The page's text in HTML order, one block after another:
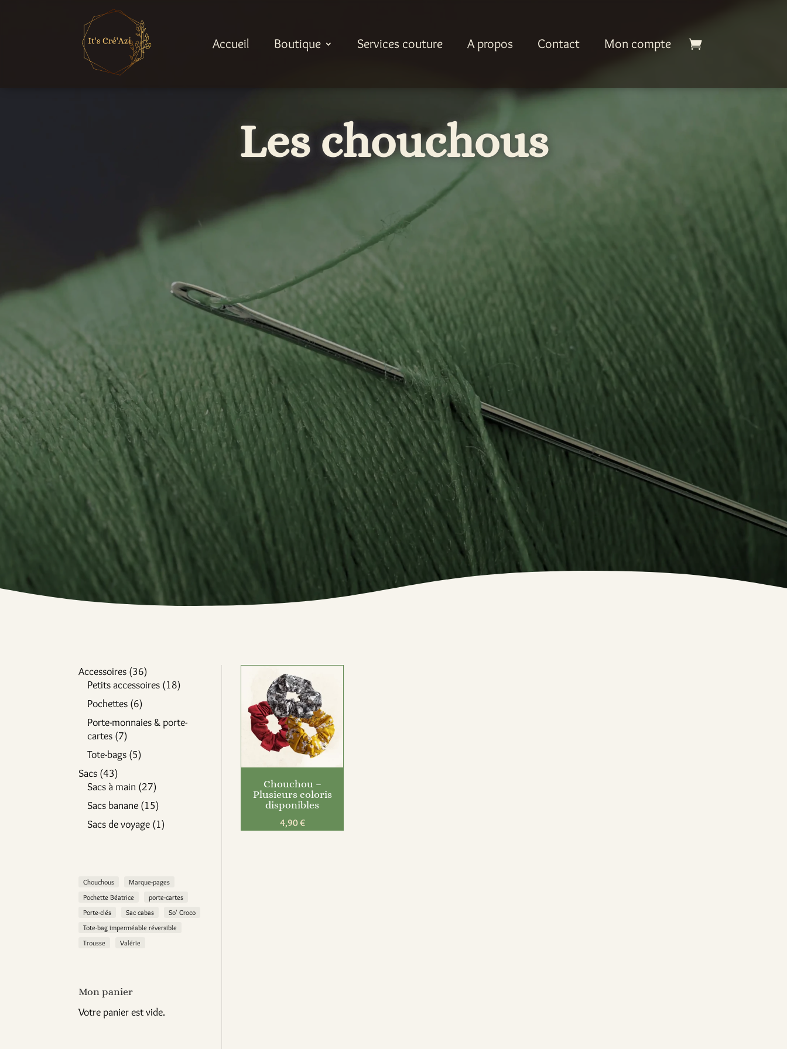
Accueil Boutique Services couture A propos Contact Mon compte
Les chouchous
Accessoires 3636
produits
Petits accessoires 1818
Pochettes 66
produits
Porte-monnaies & porte-
cartes 77
produits
Tote-bags 55
Sacs 4343
produits
Sacs à main 2727
produits
Sacs banane 1515
produits
Sacs de voyage 11
Chouchous
Marque-pages
Pochette Béatrice
porte-cartes
Porte-clés
Sac cabas
So' Croco
Tote-bag imperméable réversible
Trousse
Valérie
Mon panier
Votre panier est vide.
Chouchou –
Plusieurs coloris
disponibles
4,90€